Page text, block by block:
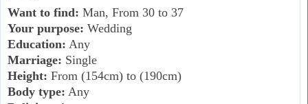
Want to find: Man, From 30 to 37
Your purpose: Wedding
Education: Any
Marriage: Single
Height: From (154cm) to (190cm)
Body type: Any